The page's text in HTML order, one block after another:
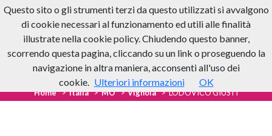
Home Italia MO Vignola LODOVICO GIUSTI
Questo sito o gli strumenti terzi da questo utilizzati si avvalgono
di cookie necessari al funzionamento ed utili alle finalità
illustrate nella cookie policy. Chiudendo questo banner,
scorrendo questa pagina, cliccando su un link o proseguendo la
navigazione in altra maniera, acconsenti all'uso dei
cookie. Ulteriori informazioni OK